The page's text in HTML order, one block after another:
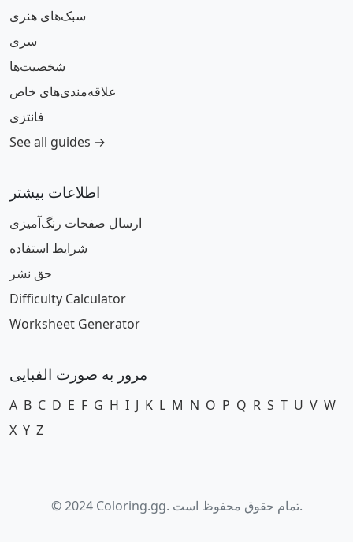
سبک‌های هنری
سری
شخصیت‌ها
علاقه‌مندی‌های خاص
فانتزی
See all guides →
اطلاعات بیشتر
ارسال صفحات رنگ‌آمیزی
شرایط استفاده
حق نشر
Difficulty Calculator
Worksheet Generator
مرور به صورت الفبایی
A B C D E F G H I J K L M N O P Q R S T U V W
X Y Z
© 2024 Coloring.gg. تمام حقوق محفوظ است.